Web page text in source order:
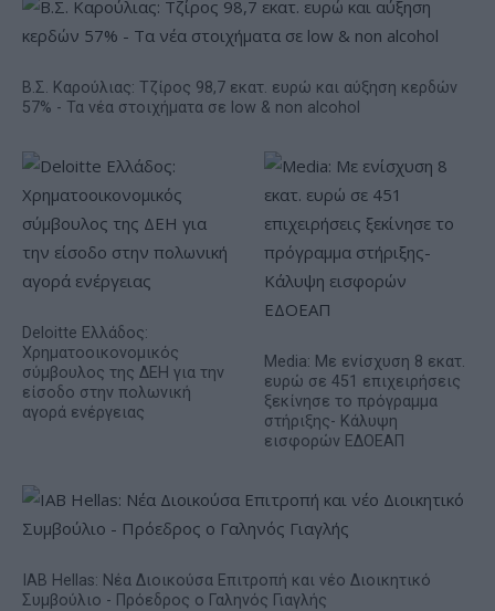
Β.Σ. Καρούλιας: Τζίρος 98,7 εκατ. ευρώ και αύξηση κερδών
57% - Τα νέα στοιχήματα σε low & non alcohol
Deloitte Ελλάδος:
Χρηματοοικονομικός
σύμβουλος της ΔΕΗ για την
είσοδο στην πολωνική
αγορά ενέργειας
Media: Με ενίσχυση 8 εκατ.
ευρώ σε 451 επιχειρήσεις
ξεκίνησε το πρόγραμμα
στήριξης- Κάλυψη
εισφορών ΕΔΟΕΑΠ
IAB Hellas: Νέα Διοικούσα Επιτροπή και νέο Διοικητικό
Συμβούλιο - Πρόεδρος ο Γαληνός Γιαγλής